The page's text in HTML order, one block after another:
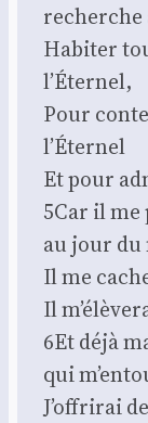
Habi­ter
l’Éternel,
Pour
l’Éternel
Et pour
5Car il me
au jour
Il me
Il
6Et déjà
qui
J’offrirai